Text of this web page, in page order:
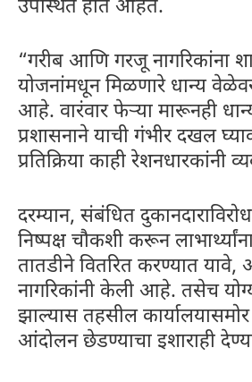
उपस्थित होत आहेत.
“गरीब आणि गरजू नागरिकांना
योजनांमधून मिळणारे धान्य
आहे. वारंवार फेऱ्या मारूनही
प्रशासनाने याची गंभीर दखल
प्रतिक्रिया काही रेशनधारकांनी
दरम्यान, संबंधित
निष्पक्ष चौकशी करून
तातडीने वितरित करण्यात यावे,
नागरिकांनी केली आहे. तसेच
झाल्यास तहसील कार्यालयासमोर
आंदोलन छेडण्याचा इशाराही